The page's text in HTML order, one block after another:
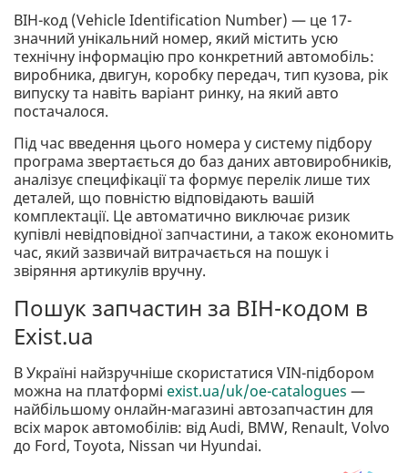
ВІН-код (Vehicle Identification Number) — це 17-
значний унікальний номер, який містить усю
технічну інформацію про конкретний автомобіль:
виробника, двигун, коробку передач, тип кузова, рік
випуску та навіть варіант ринку, на який авто
постачалося.
Під час введення цього номера у систему підбору
програма звертається до баз даних автовиробників,
аналізує специфікації та формує перелік лише тих
деталей, що повністю відповідають вашій
комплектації. Це автоматично виключає ризик
купівлі невідповідної запчастини, а також економить
час, який зазвичай витрачається на пошук і
звіряння артикулів вручну.
Пошук запчастин за ВІН-кодом в
Exist.ua
В Україні найзручніше скористатися VIN-підбором
можна на платформі exist.ua/uk/oe-catalogues —
найбільшому онлайн-магазині автозапчастин для
всіх марок автомобілів: від Audi, BMW, Renault, Volvo
до Ford, Toyota, Nissan чи Hyundai.